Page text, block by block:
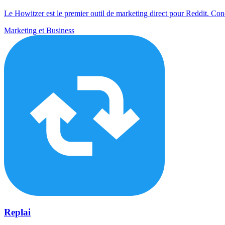
Le Howitzer est le premier outil de marketing direct pour Reddit.
Marketing et Business
Replai